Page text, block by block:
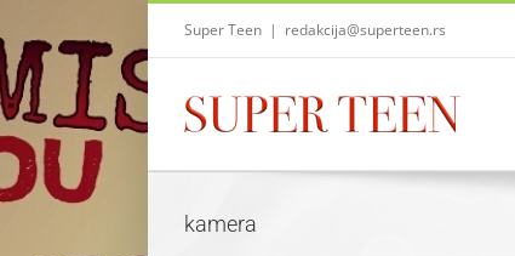
to
content
Super Teen | redakcija@superteen.rs
kamera